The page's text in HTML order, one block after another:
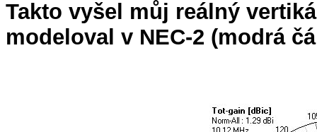
Takto vyšel můj reálný
modeloval v NEC-2 (modrá